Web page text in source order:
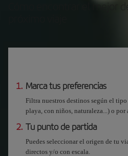
Cómo encontrar el mejor
1. Marca tus preferencias
Filtra nuestros destinos según el
playa, con niños, naturaleza...) o por
2. Tu punto de partida
Puedes seleccionar el origen de tu
directos y/o con escala.